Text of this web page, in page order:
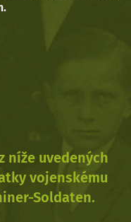
níže uvedených
vojenskému
Soldaten.